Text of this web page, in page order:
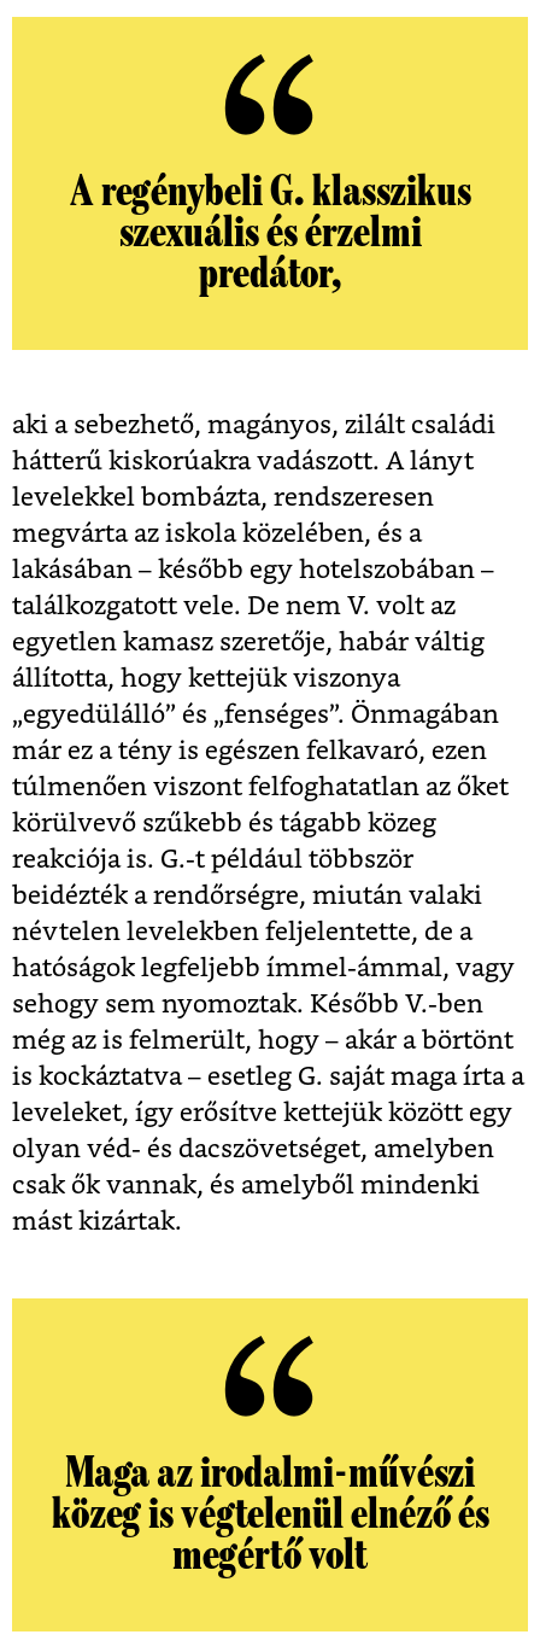
A regénybeli G. klasszikus
szexuális és érzelmi
predátor,
aki a sebezhető, magányos, zilált családi
hátterű kiskorúakra vadászott. A lányt
levelekkel bombázta, rendszeresen
megvárta az iskola közelében, és a
lakásában – később egy hotelszobában –
találkozgatott vele. De nem V. volt az
egyetlen kamasz szeretője, habár váltig
állította, hogy kettejük viszonya
„egyedülálló” és „fenséges”. Önmagában
már ez a tény is egészen felkavaró, ezen
túlmenően viszont felfoghatatlan az őket
körülvevő szűkebb és tágabb közeg
reakciója is. G.-t például többször
beidézték a rendőrségre, miután valaki
névtelen levelekben feljelentette, de a
hatóságok legfeljebb ímmel-ámmal, vagy
sehogy sem nyomoztak. Később V.-ben
még az is felmerült, hogy – akár a börtönt
is kockáztatva – esetleg G. saját maga írta a
leveleket, így erősítve kettejük között egy
olyan véd- és dacszövetséget, amelyben
csak ők vannak, és amelyből mindenki
mást kizártak.
Maga az irodalmi-művészi
közeg is végtelenül elnéző és
megértő volt